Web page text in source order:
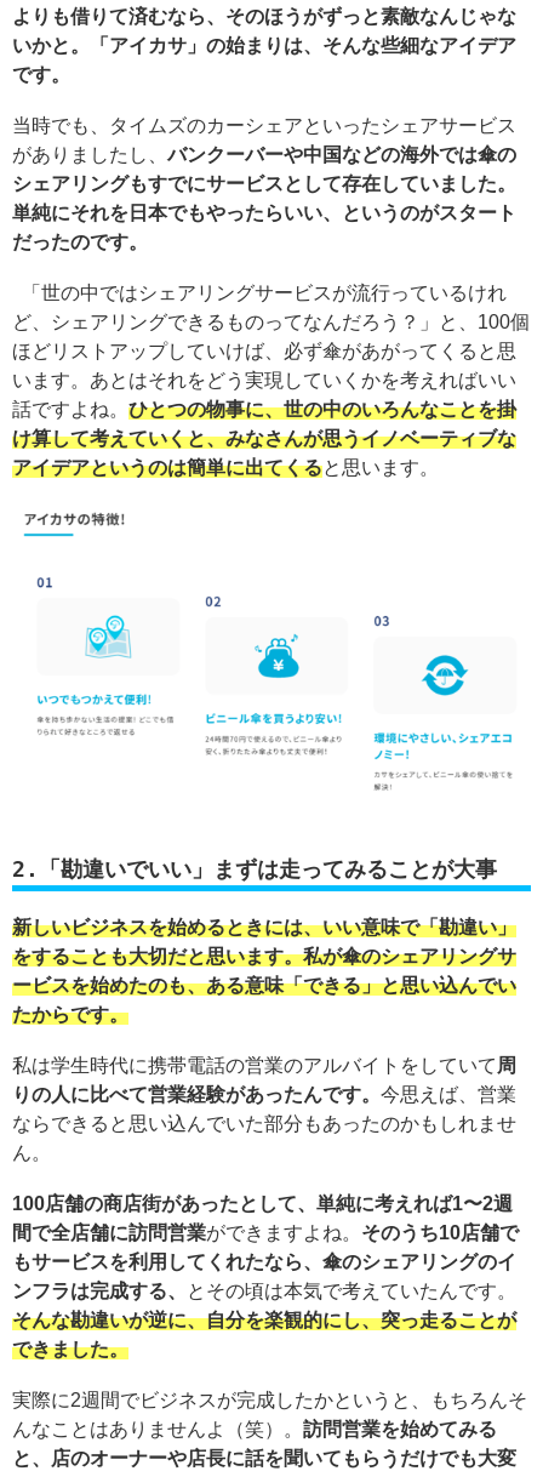
よりも借りて済むなら、そのほうがずっと素敵なんじゃな
いかと。「アイカサ」の始まりは、そんな些細なアイデア
です。
当時でも、タイムズのカーシェアといったシェアサービス
がありましたし、バンクーバーや中国などの海外では傘の
シェアリングもすでにサービスとして存在していました。
単純にそれを日本でもやったらいい、というのがスタート
だったのです。
「世の中ではシェアリングサービスが流行っているけれ
ど、シェアリングできるものってなんだろう？」と、100個
ほどリストアップしていけば、必ず傘があがってくると思
います。あとはそれをどう実現していくかを考えればいい
話ですよね。 ひとつの物事に、世の中のいろんなことを掛
け算して考えていくと、みなさんが思うイノベーティブな
アイデアというのは簡単に出てくると思います。
2.「勘違いでいい」まずは走ってみることが大事
新しいビジネスを始めるときには、いい意味で「勘違い」
をすることも大切だと思います。私が傘のシェアリングサ
ービスを始めたのも、ある意味「できる」と思い込んでい
たからです。
私は学生時代に携帯電話の営業のアルバイトをしていて 周
りの人に比べて営業経験があったんです。 今思えば、営業
ならできると思い込んでいた部分もあったのかもしれませ
ん。
100店舗の商店街があったとして、単純に考えれば1〜2週
間で全店舗に訪問営業ができますよね。 そのうち10店舗で
もサービスを利用してくれたなら、傘のシェアリングのイ
ンフラは完成する、
とその頃は本気で考えていたんです。
そんな勘違いが逆に、自分を楽観的にし、突っ走ることが
できました。
実際に2週間でビジネスが完成したかというと、もちろんそ
んなことはありませんよ（笑）。 訪問営業を始めてみる
と、店のオーナーや店長に話を聞いてもらうだけでも大変